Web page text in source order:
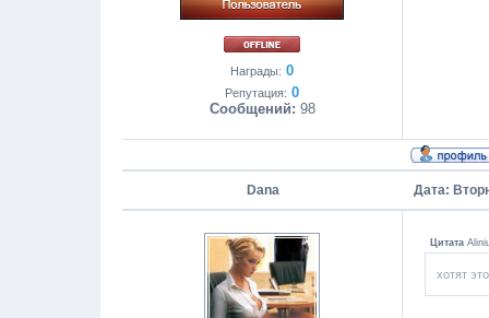
Награды: 0
Репутация: 0
Сообщений: 98
Dana Дата:
Цитата
хотят